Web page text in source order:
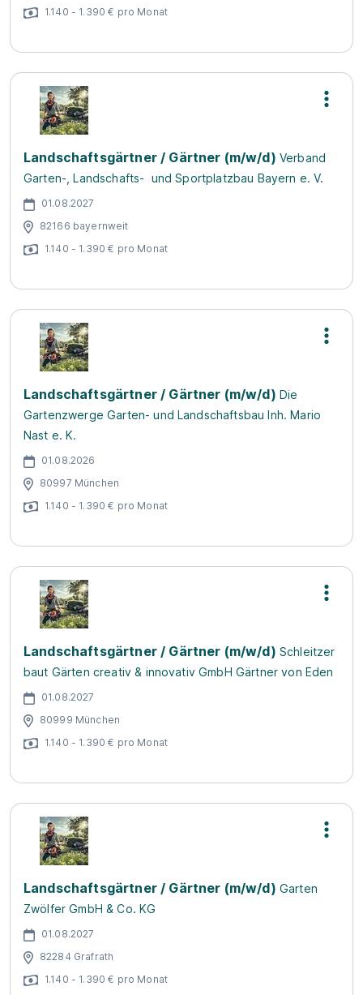
1.140 - 1.390 € pro Monat
Landschaftsgärtner / Gärtner (m/w/d) Verband
Garten-, Landschafts- und Sportplatzbau Bayern e. V.
01.08.2027
82166 bayernweit
1.140 - 1.390 € pro Monat
Landschaftsgärtner / Gärtner (m/w/d) Die
Gartenzwerge Garten- und Landschaftsbau Inh. Mario
Nast e. K.
01.08.2026
80997 München
1.140 - 1.390 € pro Monat
Landschaftsgärtner / Gärtner (m/w/d) Schleitzer
baut Gärten creativ & innovativ GmbH Gärtner von Eden
01.08.2027
80999 München
1.140 - 1.390 € pro Monat
Landschaftsgärtner / Gärtner (m/w/d) Garten
Zwölfer GmbH & Co. KG
01.08.2027
82284 Grafrath
1.140 - 1.390 € pro Monat